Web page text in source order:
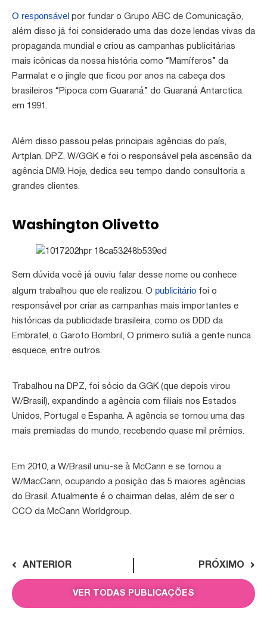
O responsável por fundar o Grupo ABC de Comunicação,
além disso já foi considerado uma das doze lendas vivas da
propaganda mundial e criou as campanhas publicitárias
mais icônicas da nossa história como “Mamíferos” da
Parmalat e o jingle que ficou por anos na cabeça dos
brasileiros “Pipoca com Guaraná” do Guaraná Antarctica
em 1991.
Além disso passou pelas principais agências do país,
Artplan, DPZ, W/GGK e ​​foi o responsável pela ascensão da
agência DM9. Hoje, dedica seu tempo dando consultoria a
grandes clientes.
Washington Olivetto
Sem dúvida você já ouviu falar desse nome ou conhece
algum trabalhou que ele realizou. O publicitário foi o
responsável por criar as campanhas mais importantes e
históricas da publicidade brasileira, como os DDD da
Embratel, o Garoto Bombril, O primeiro sutiã a gente nunca
esquece, entre outros.
Trabalhou na DPZ, foi sócio da GGK (que depois virou
W/Brasil), expandindo a agência com filiais nos Estados
Unidos, Portugal e Espanha. A agência se tornou uma das
mais premiadas do mundo, recebendo quase mil prêmios.
Em 2010, a W/Brasil uniu-se à McCann e se tornou a
W/MacCann, ocupando a posição das 5 maiores agências
do Brasil. Atualmente é o chairman delas, além de ser o
CCO da McCann Worldgroup.
ANTERIOR PRÓXIMO
VER TODAS PUBLICAÇÕES